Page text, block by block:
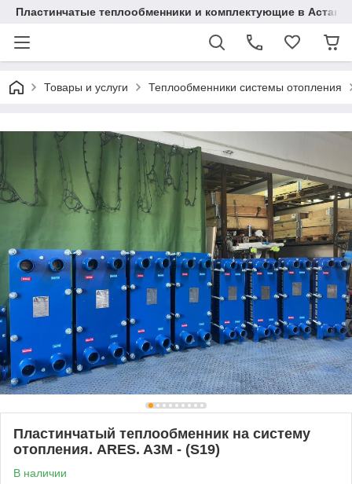
Пластинчатые теплообменники и комплектующие в Астане
Товары и услуги Теплообменники системы отопления
Пластинчатый теплообменник на систему
отопления. ARES. A3M - (S19)
В наличии